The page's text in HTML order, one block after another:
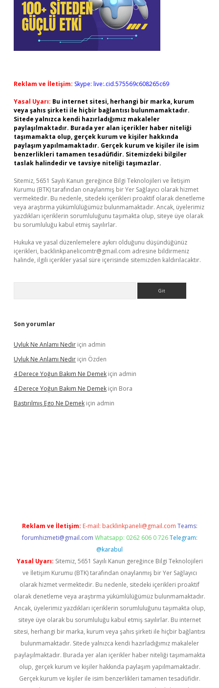
Reklam ve İletişim: Skype: live:.cid.575569c608265c69
Yasal Uyarı: Bu internet sitesi, herhangi bir marka, kurum
veya şahıs şirketi ile hiçbir bağlantısı bulunmamaktadır.
Sitede yalnızca kendi hazırladığımız makaleler
paylaşılmaktadır. Burada yer alan içerikler haber niteliği
taşımamakta olup, gerçek kurum ve kişiler hakkında
paylaşım yapılmamaktadır. Gerçek kurum ve kişiler ile isim
benzerlikleri tamamen tesadüfidir. Sitemizdeki bilgiler
taslak halindedir ve tavsiye niteliği taşımazlar.
Sitemiz, 5651 Sayılı Kanun gereğince Bilgi Teknolojileri ve İletişim
Kurumu (BTK) tarafından onaylanmış bir Yer Sağlayıcı olarak hizmet
vermektedir. Bu nedenle, sitedeki içerikleri proaktif olarak denetleme
veya araştırma yükümlülüğümüz bulunmamaktadır. Ancak, üyelerimiz
yazdıkları içeriklerin sorumluluğunu taşımakta olup, siteye üye olarak
bu sorumluluğu kabul etmiş sayılırlar.
Hukuka ve yasal düzenlemelere aykırı olduğunu düşündüğünüz
içerikleri, backlinkpanelicomtr@gmail.com adresine bildirmeniz
halinde, ilgili içerikler yasal süre içerisinde sitemizden kaldırılacaktır.
Son yorumlar
Uyluk Ne Anlamı Nedir için admin
Uyluk Ne Anlamı Nedir için Özden
4 Derece Yoğun Bakım Ne Demek için admin
4 Derece Yoğun Bakım Ne Demek için Bora
Bastırılmış Ego Ne Demek için admin
Reklam ve İletişim: E-mail: backlinkpaneli@gmail.com Teams:
forumhizmeti@gmail.com Whatsapp: 0262 606 0 726 Telegram:
@karabul
Yasal Uyarı: Sitemiz, 5651 Sayılı Kanun gereğince Bilgi Teknolojileri
ve İletişim Kurumu (BTK) tarafından onaylanmış bir Yer Sağlayıcı
olarak hizmet vermektedir. Bu nedenle, sitedeki içerikleri proaktif
olarak denetleme veya araştırma yükümlülüğümüz bulunmamaktadır.
Ancak, üyelerimiz yazdıkları içeriklerin sorumluluğunu taşımakta olup,
siteye üye olarak bu sorumluluğu kabul etmiş sayılırlar. Bu internet
sitesi, herhangi bir marka, kurum veya şahıs şirketi ile hiçbir bağlantısı
bulunmamaktadır. Sitede yalnızca kendi hazırladığımız makaleler
paylaşılmaktadır. Burada yer alan içerikler haber niteliği taşımamakta
olup, gerçek kurum ve kişiler hakkında paylaşım yapılmamaktadır.
Gerçek kurum ve kişiler ile isim benzerlikleri tamamen tesadüfidir.